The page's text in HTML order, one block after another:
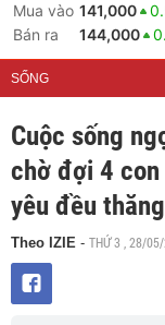
Mua vào 141,000
Bán ra
144,000
SỐNG
Cuộc sống
chờ đợi 4
yêu đều
Theo IZIE - THỨ 3 , 28/